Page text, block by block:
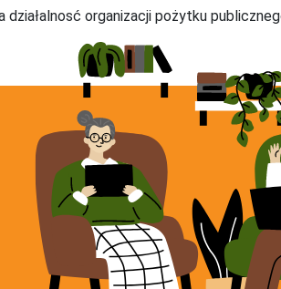
organizacji pożytku